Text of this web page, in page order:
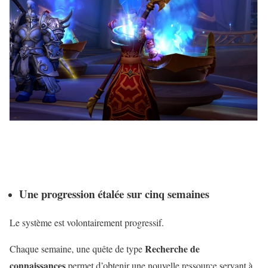
Une progression étalée sur cinq semaines
Le système est volontairement progressif.
Chaque semaine, une quête de typeRecherche de